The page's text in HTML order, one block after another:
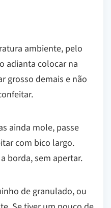
ambiente, pelo
adianta colocar na
grosso demais e não
ainda mole, passe
com bico largo.
borda, sem apertar.
de granulado, ou